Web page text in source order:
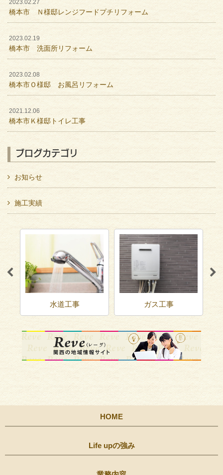
2023.02.27
橋本市 Ｎ様邸レンジフードプチリフォーム
2023.02.19
橋本市 洗面所リフォーム
2023.02.08
橋本市Ｏ様邸 お風呂リフォーム
2021.12.06
橋本市Ｋ様邸トイレ工事
ブログカテゴリ
お知らせ
施工実績
ガス工事 その他
HOME
Life upの強み